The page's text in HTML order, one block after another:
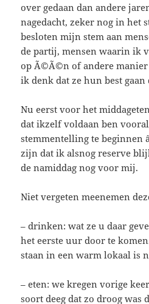
over gedaan dan andere
nagedacht, zeker nog in het
besloten mijn stem aan
de partij, mensen waarin ik
op Ã©Ã©n of andere manier
ik denk dat ze hun best gaan
Nu eerst voor het
dat ikzelf voldaan ben
stemmentelling te beginnen
zijn dat ik alsnog reserve
de namiddag nog voor mij.
Niet vergeten meenemen
– drinken: wat ze u daar
het eerste uur door te
staan in een warm lokaal is
– eten: we kregen vorige
soort deeg dat zo droog was